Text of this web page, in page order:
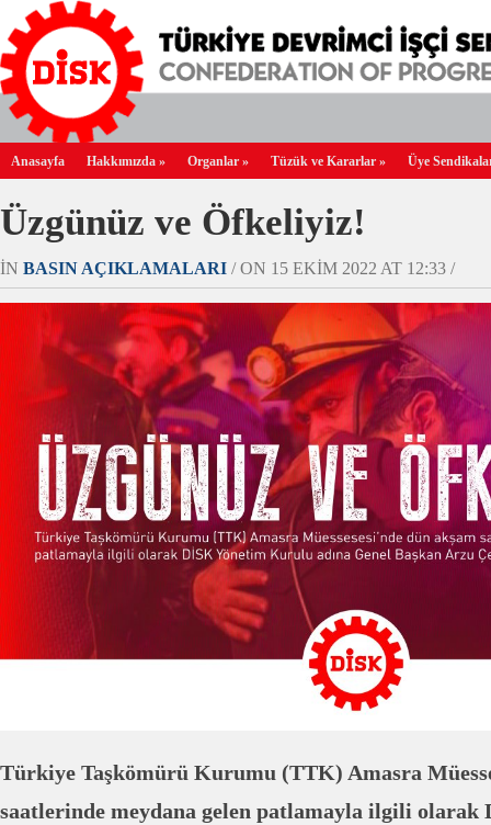
Anasayfa Hakkımızda » Organlar » Tüzük ve Kararlar » Üye
Üzgünüz ve Öfkeliyiz!
IN BASIN AÇIKLAMALARI / ON 15 EKIM 2022 AT 12:33 /
Türkiye Taşkömürü Kurumu (TTK) Amasra
saatlerinde meydana gelen patlamayla ilgili